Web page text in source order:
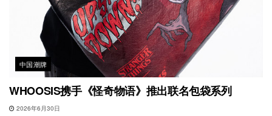
中国潮牌
WHOOSIS携手《怪奇物语》推出联名包袋系列
2026年6月30日